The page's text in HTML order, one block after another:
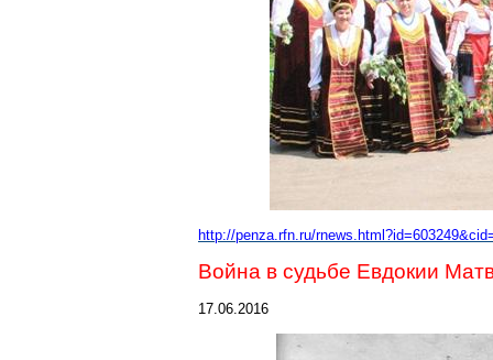
http://penza.rfn.ru/
Война в судьбе Евдокии
17.06.2016